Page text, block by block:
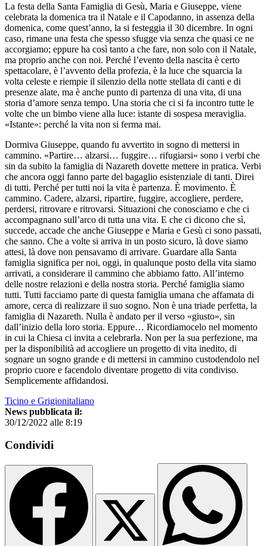
La festa della Santa Famiglia di Gesù, Maria e Giuseppe, viene
celebrata la domenica tra il Natale e il Capodanno, in assenza della
domenica, come quest’anno, la si festeggia il 30 dicembre. In ogni
caso, rimane una festa che spesso sfugge via senza che quasi ce ne
accorgiamo; eppure ha così tanto a che fare, non solo con il Natale,
ma proprio anche con noi. Perché l’evento della nascita è certo
spettacolare, è l’avvento della profezia, è la luce che squarcia la
volta celeste e riempie il silenzio della notte stellata di canti e di
presenze alate, ma è anche punto di partenza di una vita, di una
storia d’amore senza tempo. Una storia che ci si fa incontro tutte le
volte che un bimbo viene alla luce: istante di sospesa meraviglia.
«Istante»: perché la vita non si ferma mai.
Dormiva Giuseppe, quando fu avvertito in sogno di mettersi in
cammino. «Partire… alzarsi… fuggire… rifugiarsi» sono i verbi che
sin da subito la famiglia di Nazareth dovette mettere in pratica. Verbi
che ancora oggi fanno parte del bagaglio esistenziale di tanti. Direi
di tutti. Perché per tutti noi la vita è partenza. È movimento. È
cammino. Cadere, alzarsi, ripartire, fuggire, accogliere, perdere,
perdersi, ritrovare e ritrovarsi. Situazioni che conosciamo e che ci
accompagnano sull’arco di tutta una vita. E che ci dicono che sì,
succede, accade che anche Giuseppe e Maria e Gesù ci sono passati,
che sanno. Che a volte si arriva in un posto sicuro, là dove siamo
attesi, là dove non pensavamo di arrivare. Guardare alla Santa
famiglia significa per noi, oggi, in qualunque posto della vita siamo
arrivati, a considerare il cammino che abbiamo fatto. All’interno
delle nostre relazioni e della nostra storia. Perché famiglia siamo
tutti. Tutti facciamo parte di questa famiglia umana che affamata di
amore, cerca di realizzare il suo sogno. Non è una triade perfetta, la
famiglia di Nazareth. Nulla è andato per il verso «giusto», sin
dall’inizio della loro storia. Eppure… Ricordiamocelo nel momento
in cui la Chiesa ci invita a celebrarla. Non per la sua perfezione, ma
per la disponibilità ad accogliere un progetto di vita inedito, di
sognare un sogno grande e di mettersi in cammino custodendolo nel
proprio cuore e facendolo diventare progetto di vita condiviso.
Semplicemente affidandosi.
Ticino e Grigionitaliano
News pubblicata il:
30/12/2022 alle 8:19
Condividi